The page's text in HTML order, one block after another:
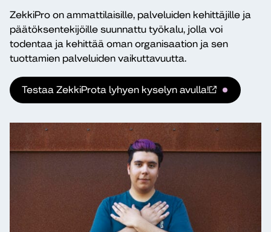
ZekkiPro on ammattilaisille, palveluiden kehittäjille ja
päätöksentekijöille suunnattu työkalu, jolla voi
todentaa ja kehittää oman organisaation ja sen
tuottamien palveluiden vaikuttavuutta.
Testaa ZekkiProta lyhyen kyselyn avulla!